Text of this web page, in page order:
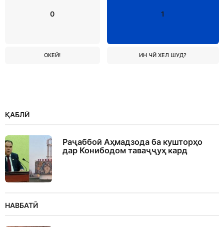
0
ОКЕЙ!
1
ИН ЧӢ ХЕЛ ШУД?
ҚАБЛӢ
Раҷаббой Аҳмадзода ба кушторҳо
дар Конибодом таваҷҷуҳ кард
НАВБАТӢ